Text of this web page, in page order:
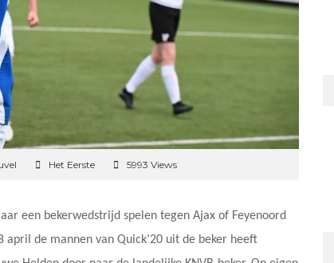
Het Eerste 5993 Views
een bekerwedstrijd spelen tegen Ajax of Feyenoord
april de mannen van Quick’20 uit de beker heeft